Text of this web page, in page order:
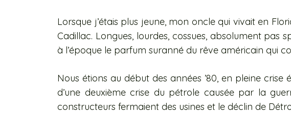
Lorsque j’étais plus jeune, mon oncle qui vivait en
Cadillac. Longues, lourdes, cossues, absolument pas
à l’époque le parfum suranné du rêve américain qui
Nous étions au début des années ’80, en pleine crise
d’une deuxième crise du pétrole causée par la
constructeurs fermaient des usines et le déclin de